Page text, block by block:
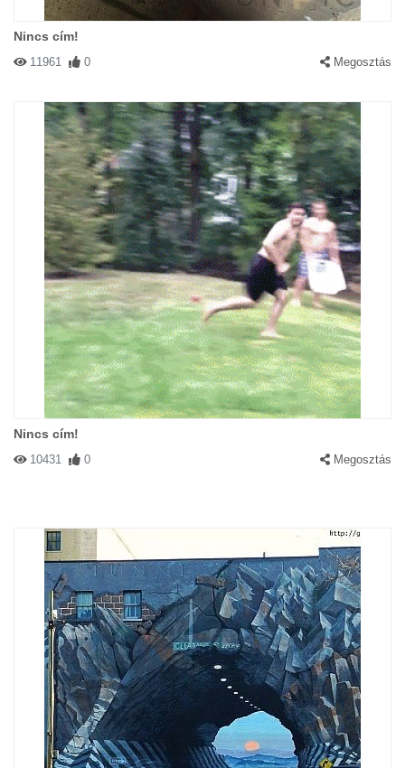
Nincs cím!
11961 0 Megosztás
Nincs cím!
10431 0 Megosztás